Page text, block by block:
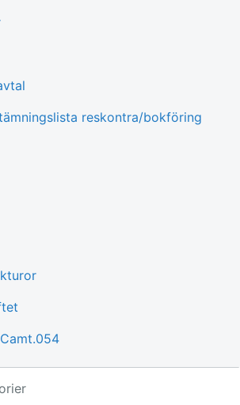
reskontra/bokföring